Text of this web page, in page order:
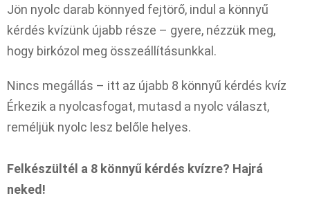
Jön nyolc darab könnyed fejtörő, indul a könnyű
kérdés kvízünk újabb része – gyere, nézzük meg,
hogy birkózol meg összeállításunkkal.
Nincs megállás – itt az újabb 8 könnyű kérdés kvíz
Érkezik a nyolcasfogat, mutasd a nyolc választ,
reméljük nyolc lesz belőle helyes.
Felkészültél a 8 könnyű kérdés kvízre? Hajrá
neked!